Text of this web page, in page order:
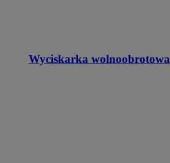
Wyciskarka wolnoobrotowa